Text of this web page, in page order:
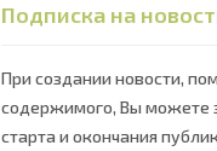
Подписка на
При создании новости,
содержимого, Вы можете
старта и окончания